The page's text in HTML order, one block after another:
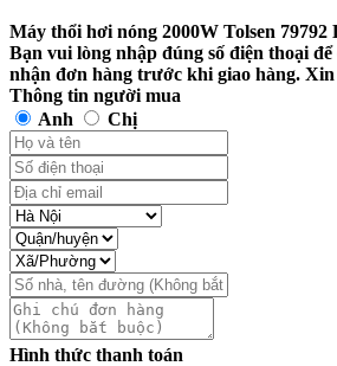
Máy thổi hơi nóng 2000W Tolsen 79792
Bạn vui lòng nhập đúng số điện thoại để
nhận đơn hàng trước khi giao hàng. Xin
Thông tin người mua
Anh
Chị
Hình thức thanh toán